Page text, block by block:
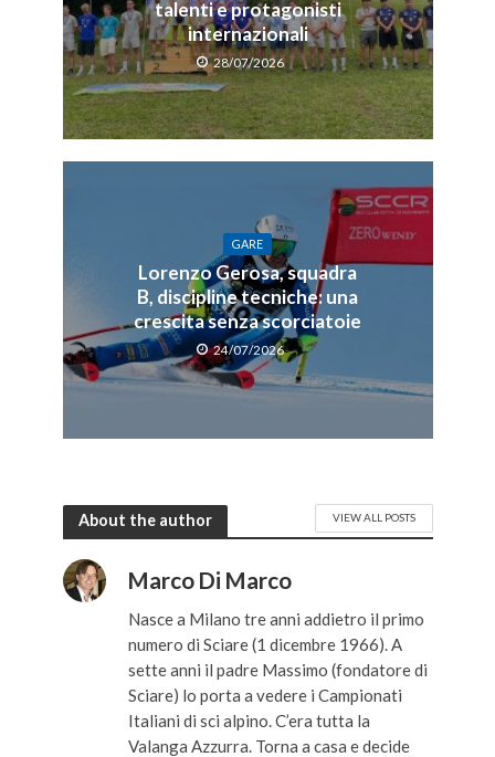
talenti e protagonisti
internazionali
28/07/2026
GARE
Lorenzo Gerosa, squadra
B, discipline tecniche: una
crescita senza scorciatoie
24/07/2026
About the author VIEW ALL POSTS
Marco Di Marco
Nasce a Milano tre anni addietro il primo
numero di Sciare (1 dicembre 1966). A
sette anni il padre Massimo (fondatore di
Sciare) lo porta a vedere i Campionati
Italiani di sci alpino. C’era tutta la
Valanga Azzurra. Torna a casa e decide